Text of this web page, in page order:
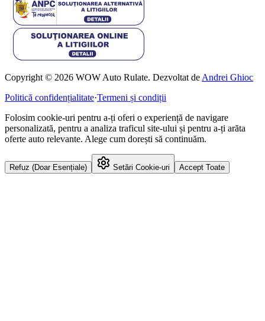
Copyright © 2026 WOW Auto Rulate. Dezvoltat de Andrei Ghioc
Politică confidențialitate·Termeni și condiții
Folosim cookie-uri pentru a-ți oferi o experiență de navigare
personalizată, pentru a analiza traficul site-ului și pentru a-ți arăta
oferte auto relevante. Alege cum dorești să continuăm.
Refuz (Doar Esențiale) Setări Cookie-uri Accept Toate